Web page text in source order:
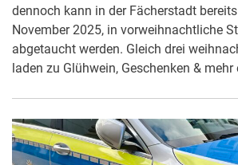
dennoch kann in der Fächerstadt
November 2025, in vorweihnachtliche
abgetaucht werden. Gleich drei
laden zu Glühwein, Geschenken & mehr